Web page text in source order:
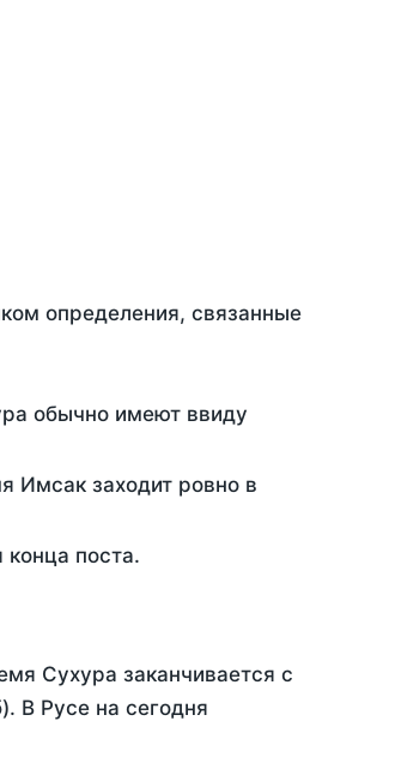
определения, связанные
обычно имеют ввиду
Имсак заходит ровно в
поста.
Сухура заканчивается с
В Русе на сегодня